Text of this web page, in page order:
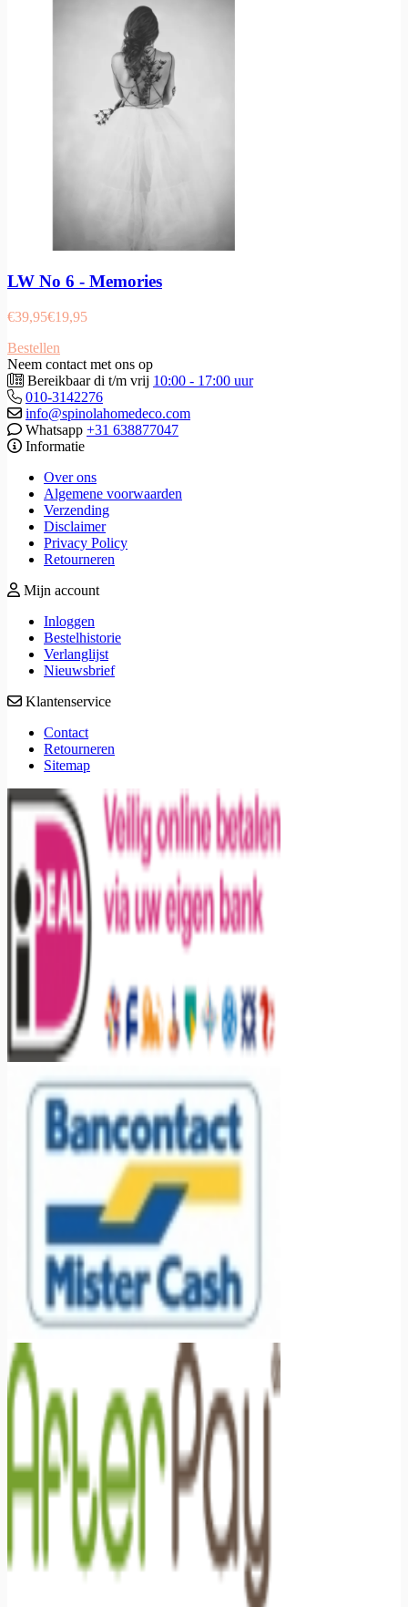
LW No 6 - Memories
€39,95€19,95
Bestellen
Neem contact met ons op
Bereikbaar di t/m vrij 10:00 - 17:00 uur
010-3142276
info@spinolahomedeco.com
Whatsapp +31 638877047
Informatie
Over ons
Algemene voorwaarden
Verzending
Disclaimer
Privacy Policy
Retourneren
Mijn account
Inloggen
Bestelhistorie
Verlanglijst
Nieuwsbrief
Klantenservice
Contact
Retourneren
Sitemap